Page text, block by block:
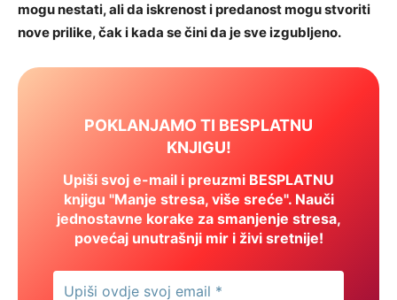
mogu nestati, ali da iskrenost i predanost mogu stvoriti
nove prilike, čak i kada se čini da je sve izgubljeno.
POKLANJAMO TI BESPLATNU
KNJIGU!
Upiši svoj e-mail i preuzmi BESPLATNU
knjigu "Manje stresa, više sreće". Nauči
jednostavne korake za smanjenje stresa,
povećaj unutrašnji mir i živi sretnije!